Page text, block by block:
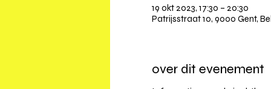
19 okt 2023, 17:30 – 20:30
Patrijsstraat 10, 9000 Gent,
over dit evenement